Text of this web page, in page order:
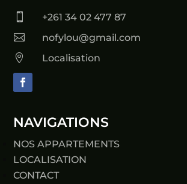
 +261 34 02 477 87
 nofylou@gmail.com
 Localisation
NAVIGATIONS
NOS APPARTEMENTS
LOCALISATION
CONTACT